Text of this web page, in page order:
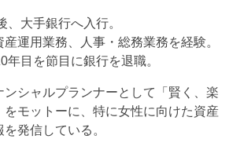
、大手銀行へ入行。
運用業務、人事・総務業務を経験。
年目を節目に銀行を退職。
ンシャルプランナーとして「賢く、楽
をモットーに、特に女性に向けた資産
発信している。